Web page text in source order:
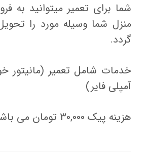
شما برای تعمیر میتوانید به
منزل شما وسیله مورد را
گردد.
خدمات شامل تعمیر (مانیتور
آمپلی فایر)
هزینه پیک 30,000 تومان می باشد.